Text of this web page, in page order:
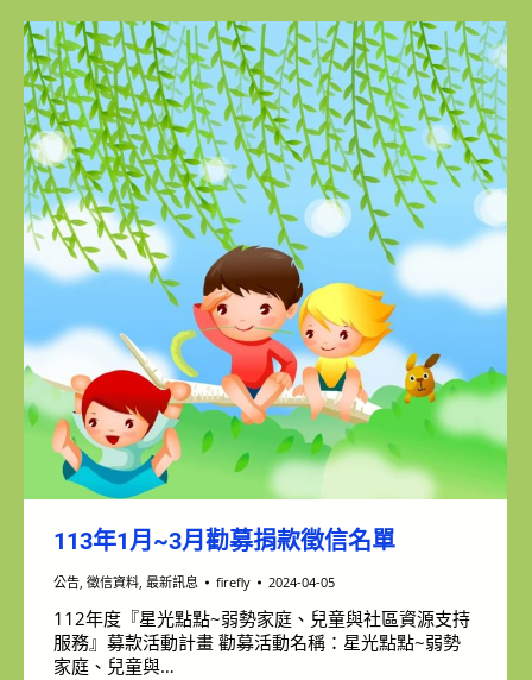
113年1月~3月勸募捐款徵信名單
公告, 徵信資料, 最新訊息 firefly 2024-04-05
112年度『星光點點~弱勢家庭、兒童與社區資源支持
服務』募款活動計畫 勸募活動名稱：星光點點~弱勢
家庭、兒童與…